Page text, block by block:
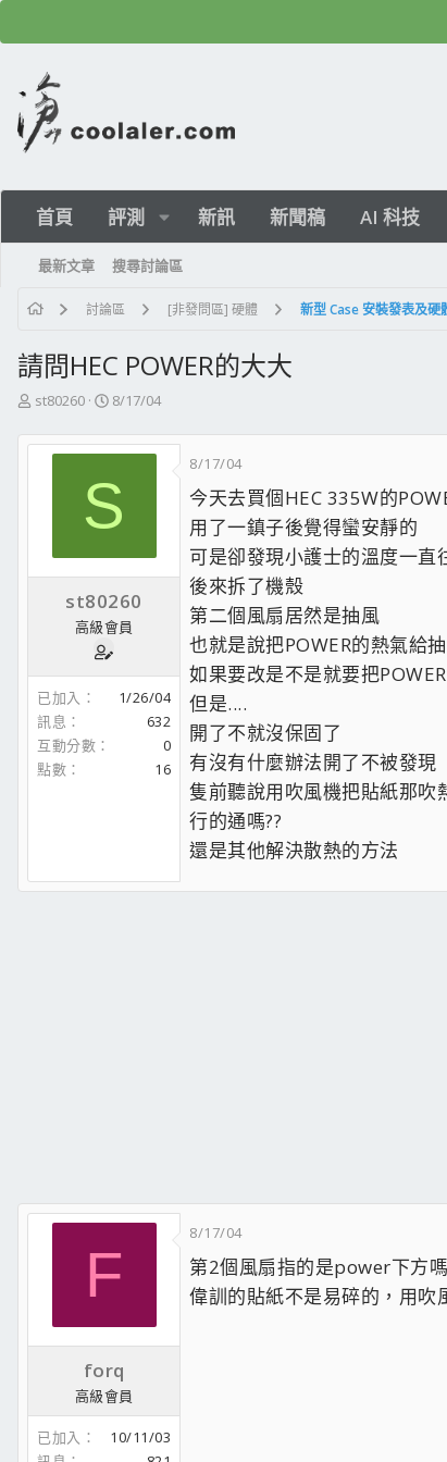
首頁 評測 新訊 新聞稿 AI 科技
最新文章 搜尋討論區
討論區 [非發問區] 硬體 新型 Case 安裝發表及硬
請問HEC POWER的大大
主
發
st80260
開
日
8/17/04
S
st80260
高級會員
已加入
1/26/04
訊息
632
互動分數
0
點數
16
8/17/04
今天去買個HEC 335W的
用了一鎮子後覺得蠻安靜的
可是卻發現小護士的溫度一直
後來拆了機殼
第二個風扇居然是抽風
也就是說把POWER的熱氣給
如果要改是不是就要把
但是....
開了不就沒保固了
有沒有什麼辦法開了不被發現
隻前聽說用吹風機把貼紙那吹
行的通嗎??
還是其他解決散熱的方法
F
forq
高級會員
已加入
10/11/03
8/17/04
第2個風扇指的是power下方
偉訓的貼紙不是易碎的，用吹